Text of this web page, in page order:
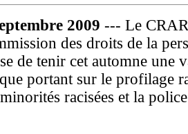
2009 --- Le
des droits de la
de tenir cet automne une
portant sur le profilage
racisées et la